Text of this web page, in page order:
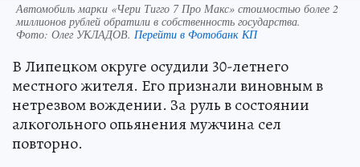
Автомобиль марки «Чери Тигго 7 Про Макс» стоимостью более 2
миллионов рублей обратили в собственность государства.
Фото: Олег УКЛАДОВ. Перейти в Фотобанк КП
В Липецком округе осудили 30-летнего
местного жителя. Его признали виновным в
нетрезвом вождении. За руль в состоянии
алкогольного опьянения мужчина сел
повторно.